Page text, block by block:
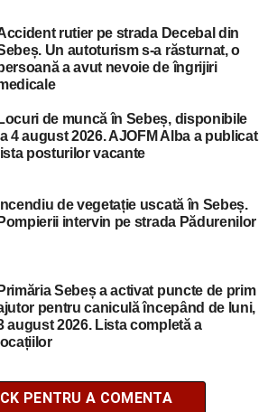
rutier pe strada Decebal din
Un autoturism s-a răsturnat, o
a avut nevoie de îngrijiri
Locuri de muncă în Sebeș, disponibile
la 4 august 2026. AJOFM Alba a publicat
lista posturilor vacante
Incendiu de vegetație uscată în Sebeș.
Pompierii intervin pe strada Pădurenilor
Primăria Sebeș a activat puncte de prim
pentru caniculă începând de luni,
august 2026. Lista completă a
locațiilor
PENTRU A COMENTA